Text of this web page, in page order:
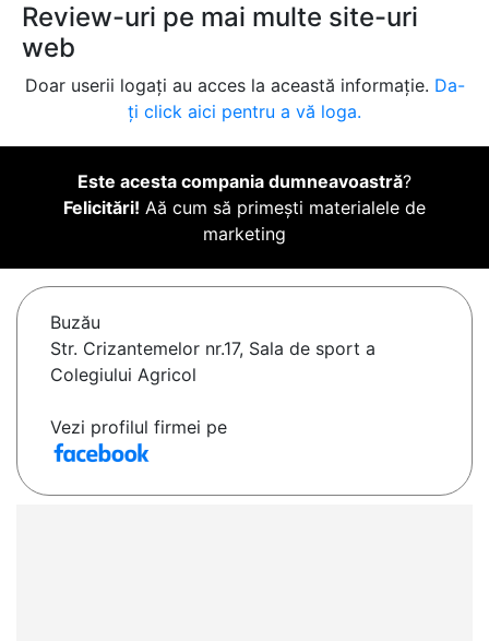
Review-uri pe mai multe site-uri
web
Doar userii logați au acces la această informație. Da-
ți click aici pentru a vă loga.
Este acesta compania dumneavoastră?
Felicitări! Aă cum să primești materialele de
marketing
Buzău
Str. Crizantemelor nr.17, Sala de sport a
Colegiului Agricol
Vezi profilul firmei pe